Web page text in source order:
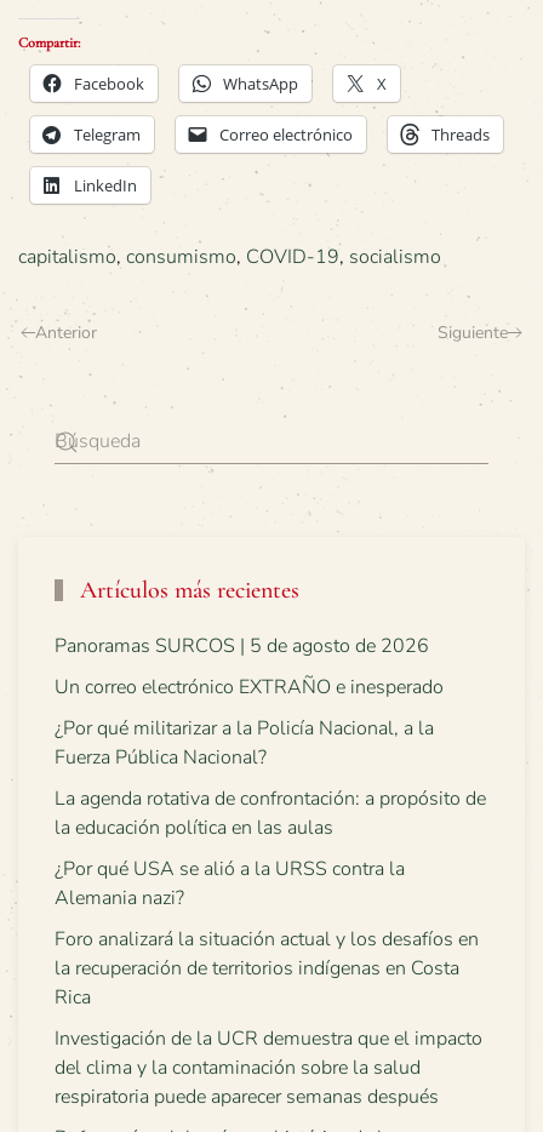
Compartir:
Facebook WhatsApp X
Telegram Correo electrónico Threads
LinkedIn
capitalismo, consumismo, COVID-19, socialismo
Anterior Siguiente
Artículos más recientes
Panoramas SURCOS | 5 de agosto de 2026
Un correo electrónico EXTRAÑO e inesperado
¿Por qué militarizar a la Policía Nacional, a la
Fuerza Pública Nacional?
La agenda rotativa de confrontación: a propósito de
la educación política en las aulas
¿Por qué USA se alió a la URSS contra la
Alemania nazi?
Foro analizará la situación actual y los desafíos en
la recuperación de territorios indígenas en Costa
Rica
Investigación de la UCR demuestra que el impacto
del clima y la contaminación sobre la salud
respiratoria puede aparecer semanas después